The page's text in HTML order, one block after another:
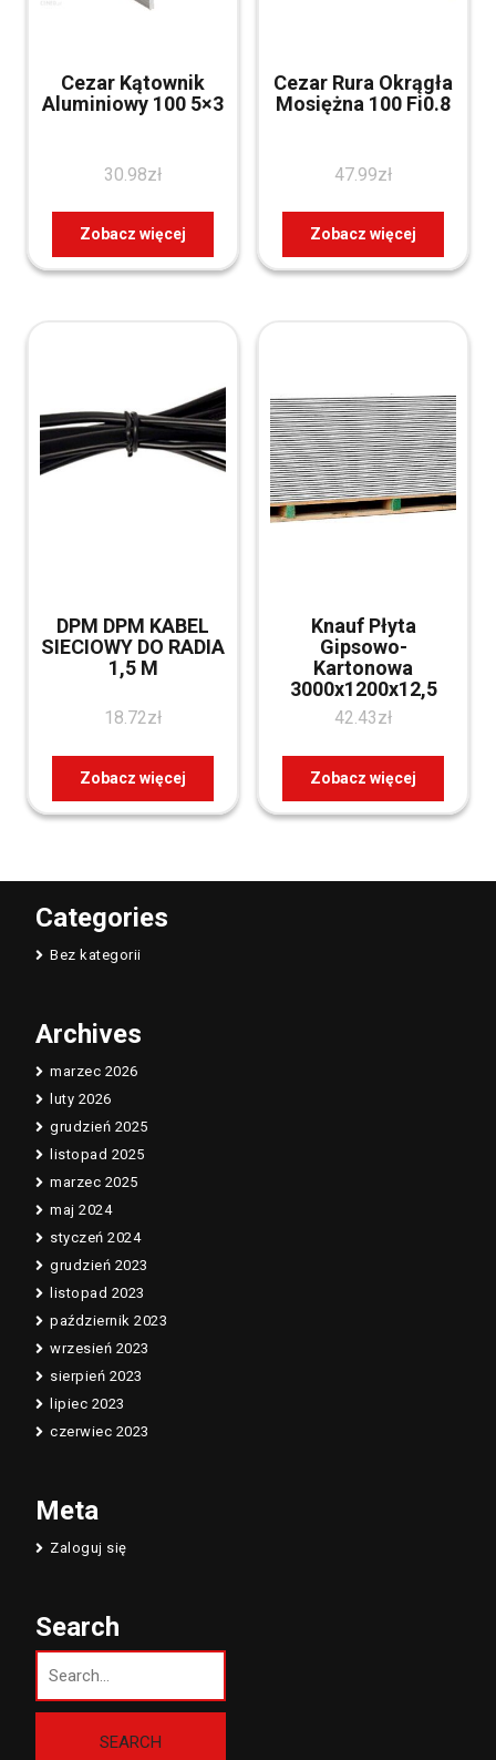
Cezar Kątownik
Aluminiowy 100 5×3
30.98zł
Zobacz więcej
Cezar Rura Okrągła
Mosiężna 100 Fi0.8
47.99zł
Zobacz więcej
DPM DPM KABEL
SIECIOWY DO RADIA
1,5 M
18.72zł
Zobacz więcej
Knauf Płyta
Gipsowo-
Kartonowa
3000x1200x12,5
42.43zł
Zobacz więcej
Categories
Bez kategorii
Archives
marzec 2026
luty 2026
grudzień 2025
listopad 2025
marzec 2025
maj 2024
styczeń 2024
grudzień 2023
listopad 2023
październik 2023
wrzesień 2023
sierpień 2023
lipiec 2023
czerwiec 2023
Meta
Zaloguj się
Search